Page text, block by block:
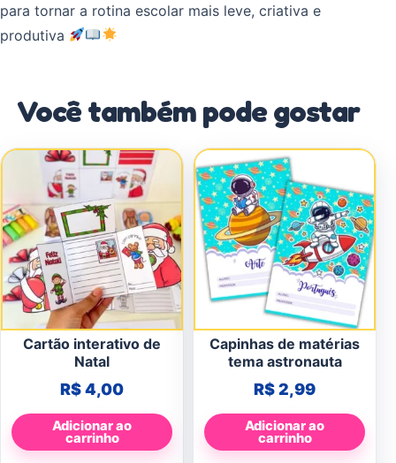
para tornar a rotina escolar mais leve, criativa e
produtiva
Você também pode gostar
Cartão interativo de
Natal
R$4,00
Adicionar ao
carrinho
Capinhas de matérias
tema astronauta
R$2,99
Adicionar ao
carrinho